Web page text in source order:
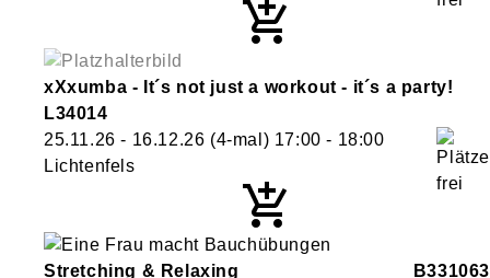
xXxumba - It´s not just a workout - it´s a party!
L34014
25.11.26 - 16.12.26 (4-mal) 17:00 - 18:00
Lichtenfels
Stretching & Relaxing
B331063